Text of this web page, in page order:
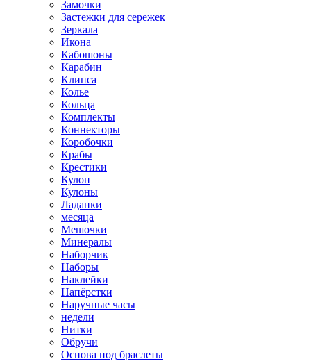
Замочки
Застежки для сережек
Зеркала
Икона
Кабошоны
Карабин
Клипса
Колье
Кольца
Комплекты
Коннекторы
Коробочки
Крабы
Крестики
Кулон
Кулоны
Ладанки
месяца
Мешочки
Минералы
Наборчик
Наборы
Наклейки
Напёрстки
Наручные часы
недели
Нитки
Обручи
Основа под браслеты